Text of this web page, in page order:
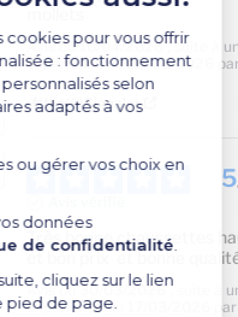
Avis du10/04/2026 , suite à
expérience du25/03/2026
Utile(0)Signaler
5
Très bonne chaussettes
et bon prix  et bonne
Avis du30/03/2026 , suite à
expérience du